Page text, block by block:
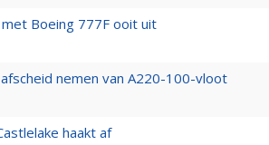
Boeing 777F ooit uit
nemen van A220-100-vloot
haakt af